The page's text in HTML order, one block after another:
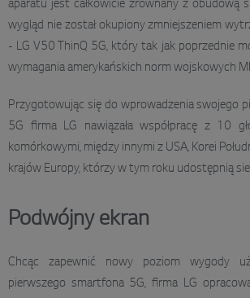
aparatu jest całkowicie zrównany z obudową
wygląd nie został okupiony zmniejszeniem
- LG V50 ThinQ 5G, który tak jak poprzednie
wymagania amerykańskich norm wojskowych
Przygotowując się do wprowadzenia swojego
5G firma LG nawiązała współpracę z 10
komórkowymi, między innymi z USA, Korei
krajów Europy, którzy w tym roku udostępnią
Podwójny ekran
Chcąc zapewnić nowy poziom wygody
pierwszego smartfona 5G, firma LG